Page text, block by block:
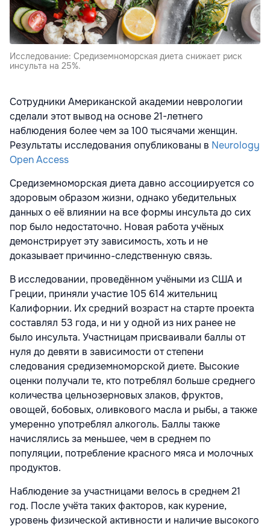
Исследование: Средиземноморская диета снижает риск
инсульта на 25%.
Сотрудники Американской академии неврологии
сделали этот вывод на основе 21-летнего
наблюдения более чем за 100 тысячами женщин.
Результаты исследования опубликованы в Neurology
Open Access
Средиземноморская диета давно ассоциируется со
здоровым образом жизни, однако убедительных
данных о её влиянии на все формы инсульта до сих
пор было недостаточно. Новая работа учёных
демонстрирует эту зависимость, хоть и не
доказывает причинно-следственную связь.
В исследовании, проведённом учёными из США и
Греции, приняли участие 105 614 жительниц
Калифорнии. Их средний возраст на старте проекта
составлял 53 года, и ни у одной из них ранее не
было инсульта. Участницам присваивали баллы от
нуля до девяти в зависимости от степени
следования средиземноморской диете. Высокие
оценки получали те, кто потреблял больше среднего
количества цельнозерновых злаков, фруктов,
овощей, бобовых, оливкового масла и рыбы, а также
умеренно употреблял алкоголь. Баллы также
начислялись за меньшее, чем в среднем по
популяции, потребление красного мяса и молочных
продуктов.
Наблюдение за участницами велось в среднем 21
год. После учёта таких факторов, как курение,
уровень физической активности и наличие высокого